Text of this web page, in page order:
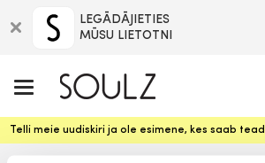
LEGĀDĀJIETIES
MŪSU LIETOTNI
Telli meie uudiskiri ja ole esimene, kes saab